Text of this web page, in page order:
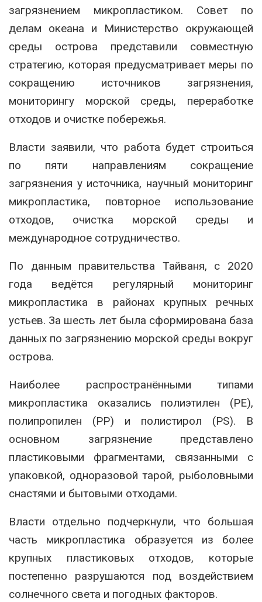
загрязнением микропластиком. Совет по
делам океана и Министерство окружающей
среды острова представили совместную
стратегию, которая предусматривает меры по
сокращению источников загрязнения,
мониторингу морской среды, переработке
отходов и очистке побережья.
Власти заявили, что работа будет строиться
по пяти направлениям сокращение
загрязнения у источника, научный мониторинг
микропластика, повторное использование
отходов, очистка морской среды и
международное сотрудничество.
По данным правительства Тайваня, с 2020
года ведётся регулярный мониторинг
микропластика в районах крупных речных
устьев. За шесть лет была сформирована база
данных по загрязнению морской среды вокруг
острова.
Наиболее распространёнными типами
микропластика оказались полиэтилен (PE),
полипропилен (PP) и полистирол (PS). В
основном загрязнение представлено
пластиковыми фрагментами, связанными с
упаковкой, одноразовой тарой, рыболовными
снастями и бытовыми отходами.
Власти отдельно подчеркнули, что большая
часть микропластика образуется из более
крупных пластиковых отходов, которые
постепенно разрушаются под воздействием
солнечного света и погодных факторов.